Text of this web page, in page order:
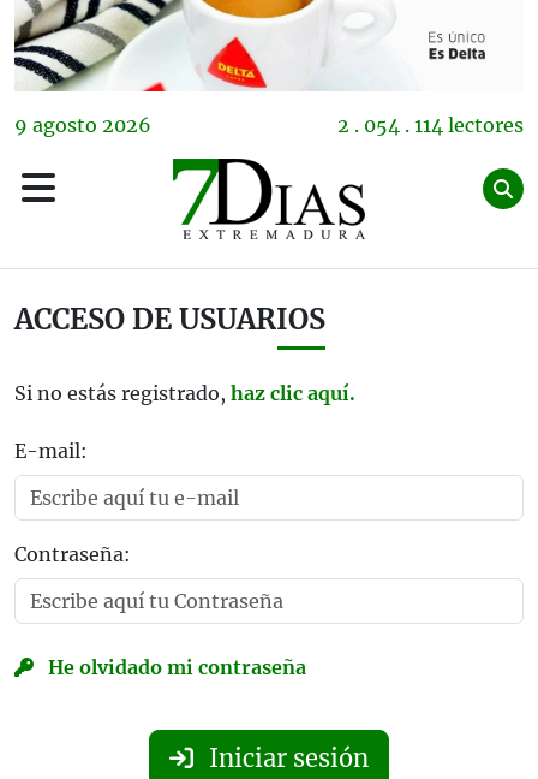
9 agosto 2026 2 . 054 . 114 lectores
ACCESO DE USUARIOS
Si no estás registrado, haz clic aquí.
E-mail:
Contraseña:
He olvidado mi contraseña
Iniciar sesión